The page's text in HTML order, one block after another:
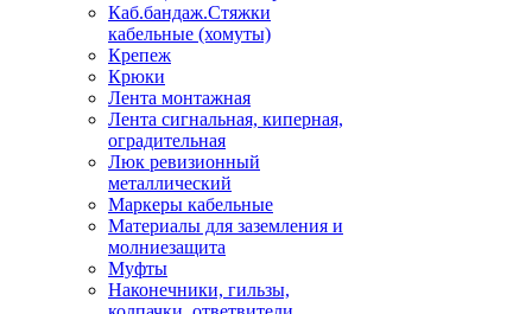
Каб.бандаж.Стяжки
кабельные (хомуты)
Крепеж
Крюки
Лента монтажная
Лента сигнальная, киперная,
оградительная
Люк ревизионный
металлический
Маркеры кабельные
Материалы для заземления и
молниезащита
Муфты
Наконечники, гильзы,